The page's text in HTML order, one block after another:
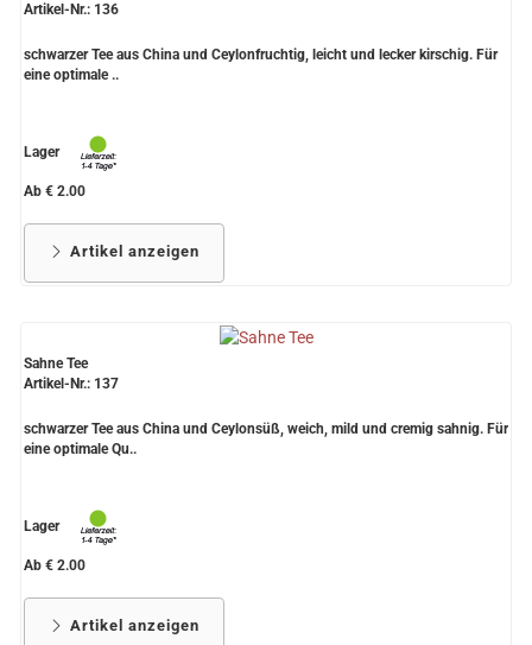
Artikel-Nr.: 136
schwarzer Tee aus China und Ceylonfruchtig, leicht und lecker kirschig. Für
eine optimale ..
Lager
Ab € 2.00
Artikel anzeigen
Sahne Tee
Artikel-Nr.: 137
schwarzer Tee aus China und Ceylonsüß, weich, mild und cremig sahnig. Für
eine optimale Qu..
Lager
Ab € 2.00
Artikel anzeigen